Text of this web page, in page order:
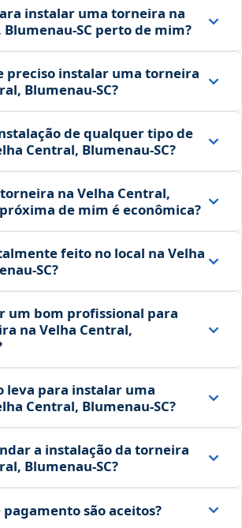
instalar uma torneira na
perto de mim?
preciso instalar uma torneira
Blumenau‑SC?
de qualquer tipo de
Central, Blumenau‑SC?
na Velha Central,
próxima de mim é econômica?
feito no local na Velha
um bom profissional para
na Velha Central,
leva para instalar uma
Central, Blumenau‑SC?
a instalação da torneira
Blumenau‑SC?
são aceitos?